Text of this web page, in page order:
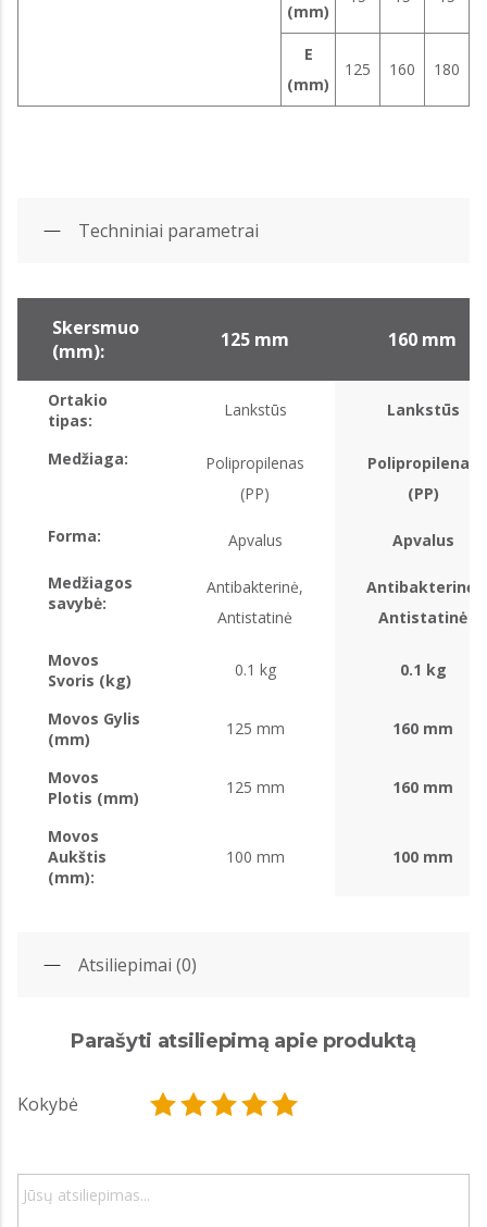
(mm)
E
(mm)
125 160 180
Techniniai parametrai
Skersmuo
(mm):
125 mm 160 mm
Ortakio
tipas:
Lankstūs Lankstūs
Medžiaga:
Polipropilenas
(PP)
Polipropilenas
(PP)
Forma: Apvalus Apvalus
Medžiagos
savybė:
Antibakterinė,
Antistatinė
Antibakterinė,
Antistatinė
Movos
Svoris (kg)
0.1 kg 0.1 kg
Movos Gylis
(mm)
125 mm 160 mm
Movos
Plotis (mm)
125 mm 160 mm
Movos
Aukštis
(mm):
100 mm 100 mm
Atsiliepimai (0)
Parašyti atsiliepimą apie produktą
Kokybė